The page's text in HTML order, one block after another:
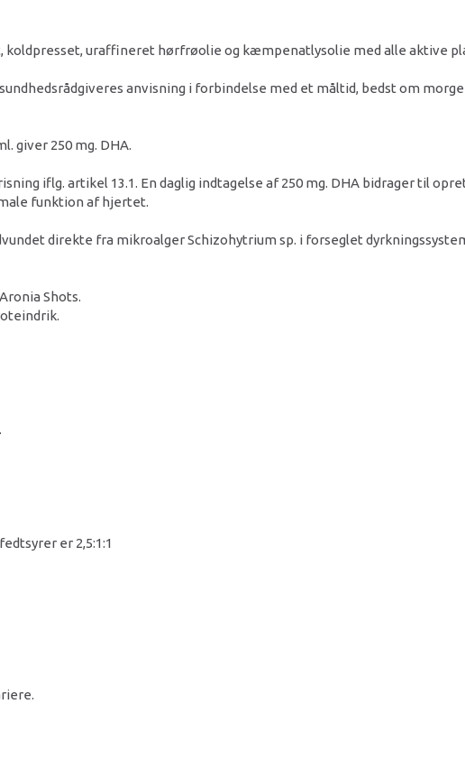
koldpresset, uraffineret hørfrøolie og kæmpenatlysolie med alle aktive
anvisning i forbindelse med et måltid, bedst om
giver 250 mg. DHA.
iflg. artikel 13.1. En daglig indtagelse af 250 mg. DHA bidrager til
funktion af hjertet.
direkte fra mikroalger Schizohytrium sp. i forseglet
Shots.
er 2,5:1:1